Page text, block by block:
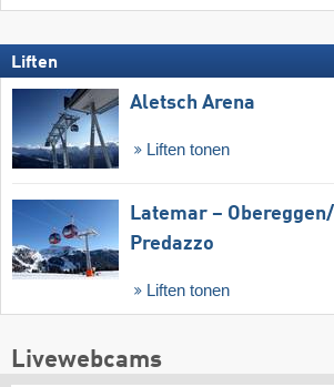
Liften
Aletsch Arena
Liften tonen
Latemar –
Predazzo
Liften tonen
Livewebcams